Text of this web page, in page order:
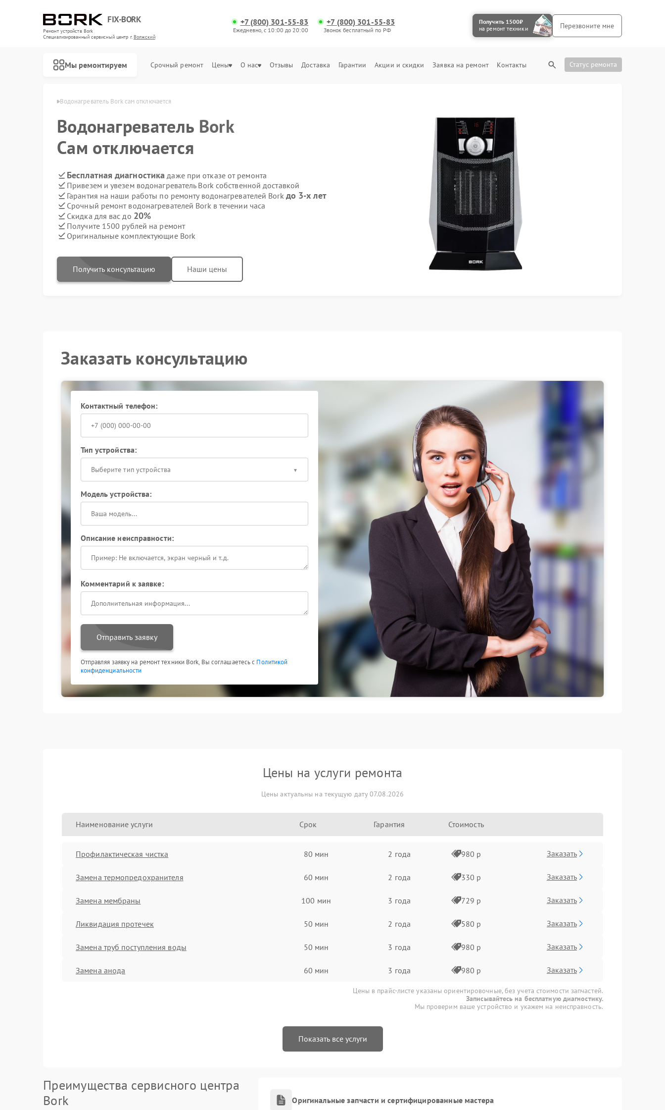
FIX-BORK
Ремонт устройств Bork
Специализированный cервисный центр г.Волжский
+7 (800) 301-55-83
Ежедневно, с 10:00 до 20:00
+7 (800) 301-55-83
Звонок бесплатный по РФ
Получить 1500₽
на ремонт техники
Перезвоните мне
Мы ремонтируем Срочный ремонт Цены О нас Отзывы Доставка Гарантии Акции и скидки Заявка на ремонт Контакты Статус ремонта
Водонагреватель Bork сам отключается
Водонагреватель Bork
Сам отключается
Бесплатная диагностика даже при отказе от ремонта
Привезем и увезем водонагреватель Bork собственной доставкой
Гарантия на наши работы по ремонту водонагревателей Bork до 3-х лет
Срочный ремонт водонагревателей Bork в течении часа
Скидка для вас до 20%
Получите 1500 рублей на ремонт
Оригинальные комплектующие Bork
Получить консультацию Наши цены
Заказать консультацию
Контактный телефон:
Тип устройства:
Выберите тип устройства
Модель устройства:
Описание неисправности:
Комментарий к заявке:
Отправить заявку
Отправляя заявку на ремонт техники Bork, Вы соглашаетесь с Политикой
конфиденциальности
Цены на услуги ремонта
Цены актуальны на текущую дату 07.08.2026
Наименование услуги Срок Гарантия Стоимость
Профилактическая чистка 80 мин 2 года 980 р Заказать
Замена термопредохранителя 60 мин 2 года 330 р Заказать
Замена мембраны 100 мин 3 года 729 р Заказать
Ликвидация протечек 50 мин 2 года 580 р Заказать
Замена труб поступления воды 50 мин 3 года 980 р Заказать
Замена анода 60 мин 3 года 980 р Заказать
Цены в прайс-листе указаны ориентировочные, без учета стоимости запчастей.
Записывайтесь на бесплатную диагностику.
Мы проверим ваше устройство и укажем на неисправность.
Показать все услуги
Преимущества сервисного центра
Bork
Оригинальные запчасти и сертифицированные мастера